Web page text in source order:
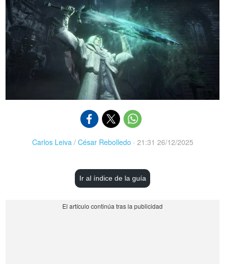
Carlos Leiva / César Rebolledo · 21:31 26/12/2025
Ir al índice de la guía